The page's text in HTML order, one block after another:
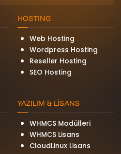
HOSTING
Web Hosting
Wordpress Hosting
Reseller Hosting
SEO Hosting
YAZILIM & LİSANS
WHMCS Modülleri
WHMCS Lisans
CloudLinux Lisans